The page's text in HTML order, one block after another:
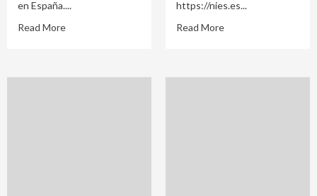
en España....
Read More
https://nies.es...
Read More